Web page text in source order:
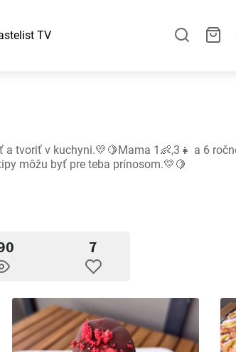
TV
tvoriť v kuchyni.💛🍋Mama 1👶,3👧 a 6
môžu byť pre teba prínosom.💛🍋
7